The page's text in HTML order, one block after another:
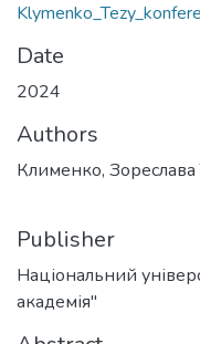
Date
2024
Authors
Клименко, Зореслава
Publisher
Національний
академія"